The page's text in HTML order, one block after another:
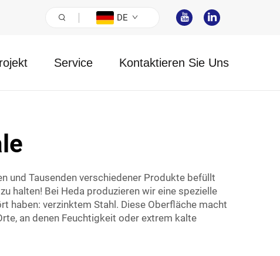
DE
Service Kontaktieren Sie Uns
und Tausenden verschiedener Produkte befüllt
halten! Bei Heda produzieren wir eine spezielle
haben: verzinktem Stahl. Diese Oberfläche macht
an denen Feuchtigkeit oder extrem kalte